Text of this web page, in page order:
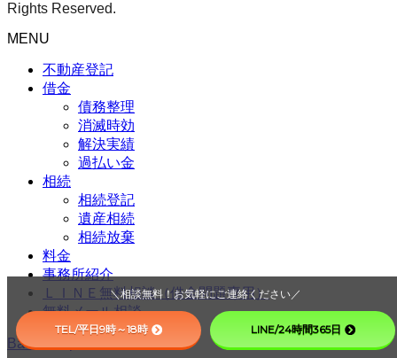
Rights Reserved.
MENU
不動産登記
借金
債務整理
消滅時効
解決実績
過払い金
相続
相続登記
遺産相続
相続放棄
料金
事務所紹介
ＬＩＮＥ無料相談（借金問題専用）
無料メール相談
Back to top
＼相談無料！お気軽にご連絡ください／
TEL/平日9時～18時 LINE/24時間365日